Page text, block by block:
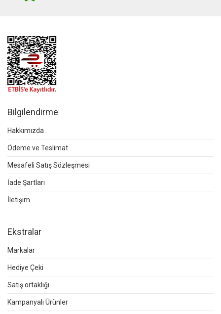
Bilgilendirme
Hakkımızda
Ödeme ve Teslimat
Mesafeli Satış Sözleşmesi
İade Şartları
İletişim
Ekstralar
Markalar
Hediye Çeki
Satış ortaklığı
Kampanyalı Ürünler